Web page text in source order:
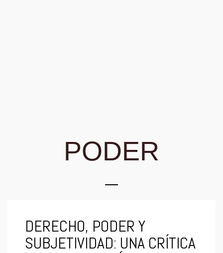
PODER
DERECHO, PODER Y
SUBJETIVIDAD: UNA CRÍTICA